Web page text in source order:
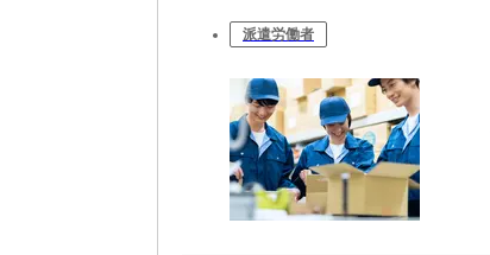
派遣労働者